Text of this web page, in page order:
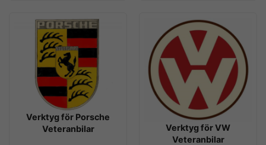
Verktyg för Porsche
Veteranbilar
Verktyg för VW
Veteranbilar